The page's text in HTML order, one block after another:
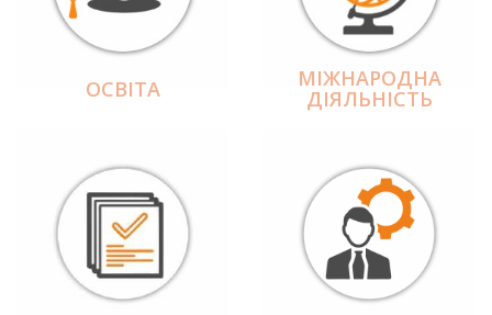
ОСВІТА МІЖНАРОДНА
ДІЯЛЬНІCТЬ